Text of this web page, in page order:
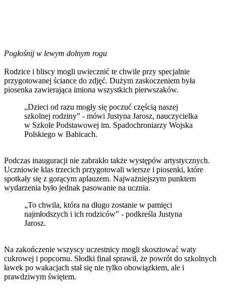
Pogłośnij w lewym dolnym rogu
Rodzice i bliscy mogli uwiecznić te chwile przy specjalnie
przygotowanej ściance do zdjęć. Dużym zaskoczeniem była
piosenka zawierająca imiona wszystkich pierwszaków.
„Dzieci od razu mogły się poczuć częścią naszej
szkolnej rodziny” - mówi Justyna Jarosz, nauczycielka
w Szkole Podstawowej im. Spadochroniarzy Wojska
Polskiego w Babicach.
Podczas inauguracji nie zabrakło także występów artystycznych.
Uczniowie klas trzecich przygotowali wiersze i piosenki, które
spotkały się z gorącym aplauzem. Najważniejszym punktem
wydarzenia było jednak pasowanie na ucznia.
„To chwila, która na długo zostanie w pamięci
najmłodszych i ich rodziców” - podkreśla Justyna
Jarosz.
Na zakończenie wszyscy uczestnicy mogli skosztować waty
cukrowej i popcornu. Słodki finał sprawił, że powrót do szkolnych
ławek po wakacjach stał się nie tylko obowiązkiem, ale i
prawdziwym świętem.